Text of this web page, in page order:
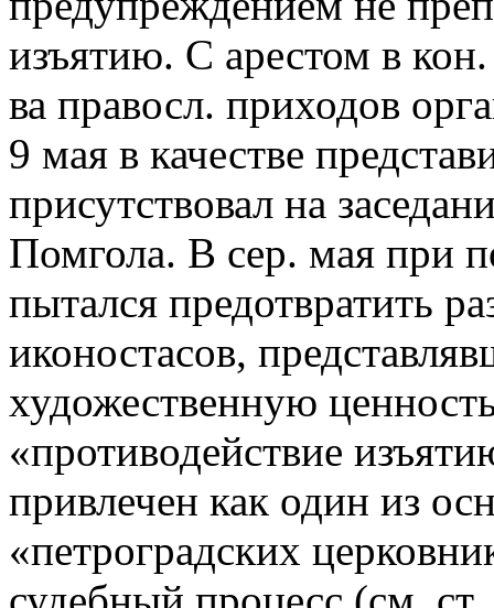
изъятию. С арестом в
ва правосл. приходов
9 мая в качестве
присутствовал на
Помгола. В сер. мая при
пытался предотвратить
иконостасов,
художественную
«противодействие
привлечен как один из
«петроградских